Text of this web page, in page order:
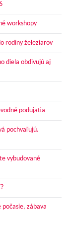
workshopy
rodiny železiarov
diela obdivujú aj
podujatia
pochvaľujú.
vybudované
zábava